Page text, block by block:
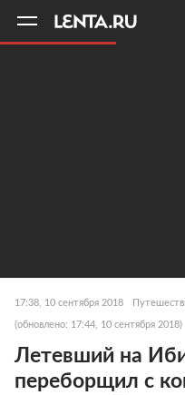
17:38, 10 сентября 2018
(обновлено: 17:44, 10 сентября 2018)
Летевший на
переборщил с